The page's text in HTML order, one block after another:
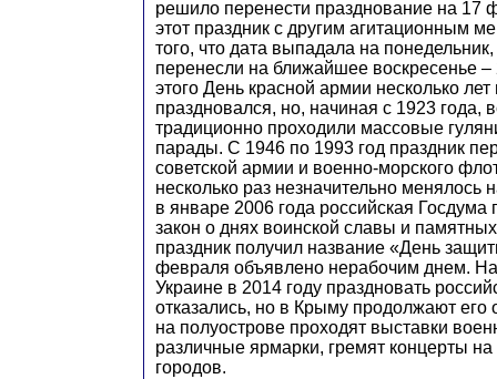
решило перенести празднование на 17
этот праздник с другим агитационным
того, что дата выпадала на
перенесли на ближайшее воскресенье
этого День красной армии несколько
праздновался, но, начиная с 1923
традиционно проходили массовые
парады. С 1946 по 1993 год праздник
советской армии и военно-морского
несколько раз незначительно менялось
в январе 2006 года российская Госдума
закон о днях воинской славы и
праздник получил название «День
февраля объявлено нерабочим днем.
Украине в 2014 году праздновать
отказались, но в Крыму продолжают его
на полуострове проходят выставки
различные ярмарки, гремят концерты
городов.